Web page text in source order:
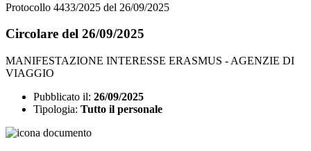
Protocollo 4433/2025 del 26/09/2025
Circolare del 26/09/2025
MANIFESTAZIONE INTERESSE ERASMUS - AGENZIE DI
VIAGGIO
Pubblicato il: 26/09/2025
Tipologia: Tutto il personale